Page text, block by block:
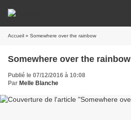
Accueil » Somewhere over the rainbow
Somewhere over the rainbow
Publié le 07/12/2016 à 10:08
Par Melle Blanche